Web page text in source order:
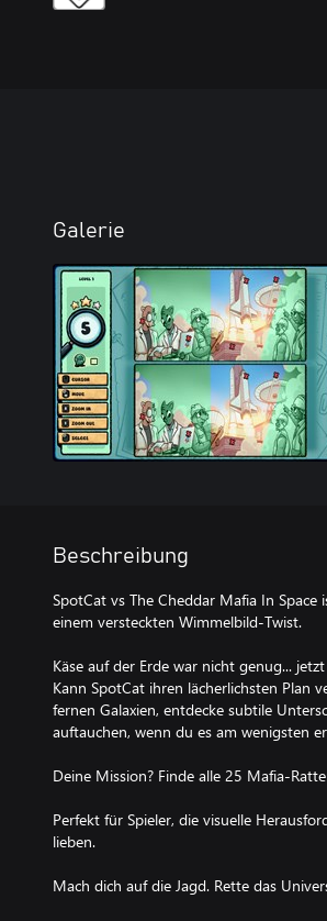
Galerie
Beschreibung
SpotCat vs The Cheddar Mafia In
einem versteckten Wimmelbild-Twist.
Käse auf der Erde war nicht genug...
Kann SpotCat ihren lächerlichsten Plan
fernen Galaxien, entdecke subtile
auftauchen, wenn du es am wenigsten
Deine Mission? Finde alle 25 Mafia-
Perfekt für Spieler, die visuelle
lieben.
Mach dich auf die Jagd. Rette das